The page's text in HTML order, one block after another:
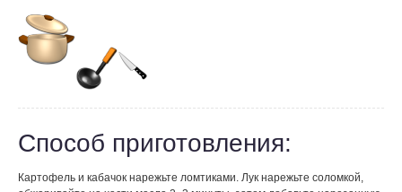
Способ приготовления:
Картофель и кабачок нарежьте ломтиками. Лук нарежьте соломкой,